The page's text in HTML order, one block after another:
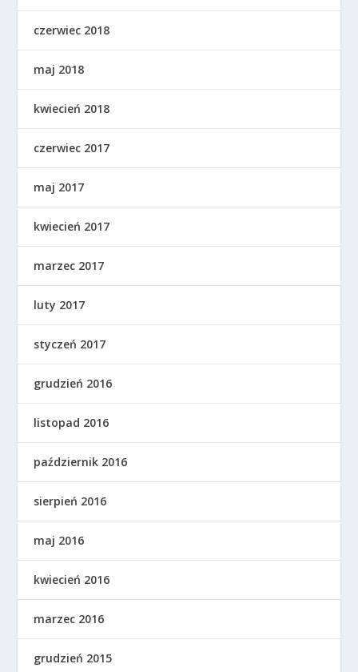
czerwiec 2018
maj 2018
kwiecień 2018
czerwiec 2017
maj 2017
kwiecień 2017
marzec 2017
luty 2017
styczeń 2017
grudzień 2016
listopad 2016
październik 2016
sierpień 2016
maj 2016
kwiecień 2016
marzec 2016
grudzień 2015